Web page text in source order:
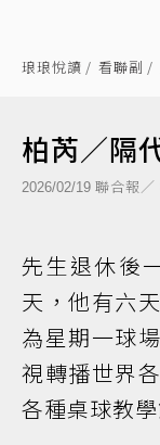
琅琅悅讀 看聯副
柏芮／隔
2026/02/19 聯合報／
先生退休後
天，他有六
為星期一球
視轉播世界
各種桌球教學